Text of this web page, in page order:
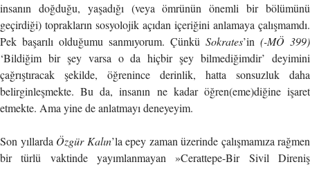
insanın doğduğu, yaşadığı (veya ömrünün önemli bir bölümünü
geçirdiği) toprakların sosyolojik açıdan içeriğini anlamaya çalışmamdı.
Pek başarılı olduğumu sanmıyorum. Çünkü Sokrates’in (-MÖ 399)
‘Bildiğim bir şey varsa o da hiçbir şey bilmediğimdir’ deyimini
çağrıştıracak şekilde, öğrenince derinlik, hatta sonsuzluk daha
belirginleşmekte. Bu da, insanın ne kadar öğren(eme)diğine işaret
etmekte. Ama yine de anlatmayı deneyeyim.
Son yıllarda Özgür Kalın’la epey zaman üzerinde çalışmamıza rağmen
bir türlü vaktinde yayımlanmayan »Cerattepe-Bir Sivil Direniş